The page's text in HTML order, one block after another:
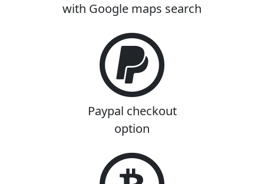
with Google maps search
Paypal checkout
option